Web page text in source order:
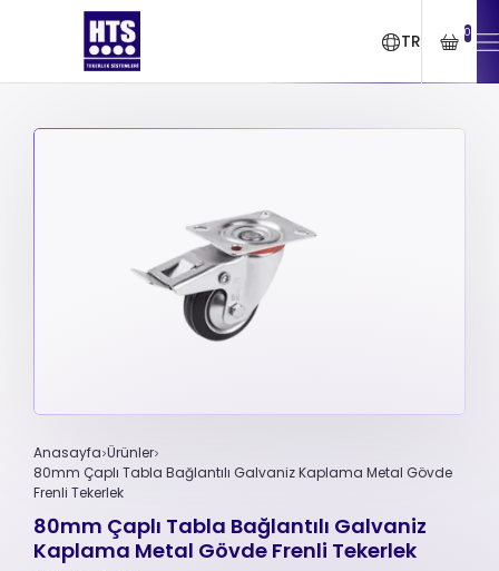
TR 0
Anasayfa Ürünler
80mm Çaplı Tabla Bağlantılı Galvaniz Kaplama Metal Gövde
Frenli Tekerlek
80mm Çaplı Tabla Bağlantılı Galvaniz
Kaplama Metal Gövde Frenli Tekerlek